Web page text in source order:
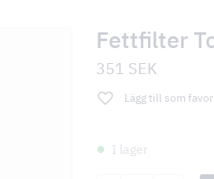
Fettfilter
351 SEK
Lägg till som
I lager